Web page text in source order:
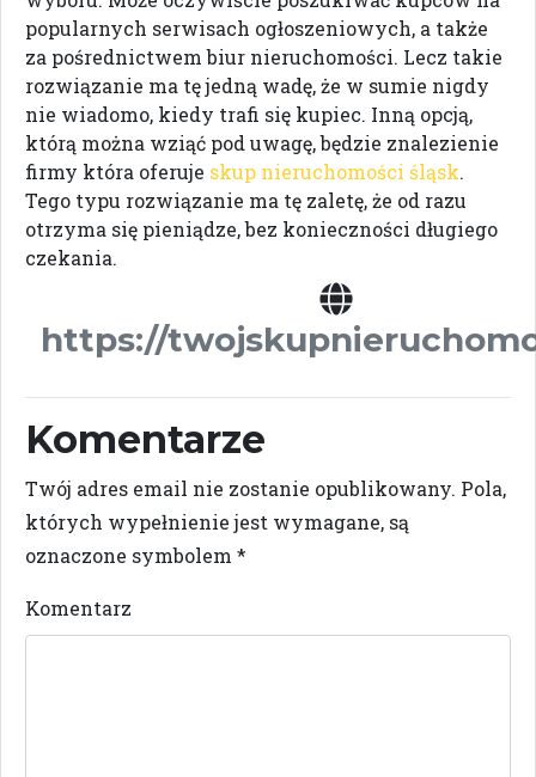
popularnych serwisach ogłoszeniowych, a także
za pośrednictwem biur nieruchomości. Lecz takie
rozwiązanie ma tę jedną wadę, że w sumie nigdy
nie wiadomo, kiedy trafi się kupiec. Inną opcją,
którą można wziąć pod uwagę, będzie znalezienie
firmy która oferuje skup nieruchomości śląsk.
Tego typu rozwiązanie ma tę zaletę, że od razu
otrzyma się pieniądze, bez konieczności długiego
czekania.
https://
Komentarze
Twój adres email nie zostanie opublikowany. Pola,
których wypełnienie jest wymagane, są
oznaczone symbolem *
Komentarz